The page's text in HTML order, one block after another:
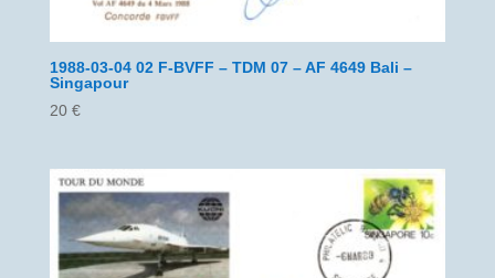
1988-03-04 02 F-BVFF – TDM 07 – AF 4649 Bali –
Singapour
20 €